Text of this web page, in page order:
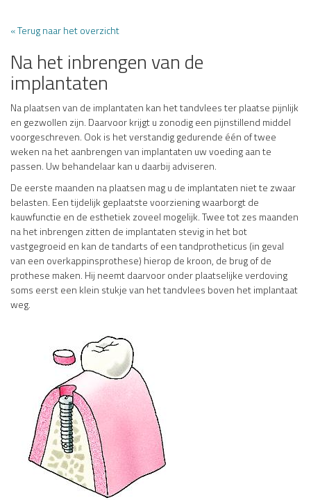
« Terug naar het overzicht
Na het inbrengen van de
implantaten
Na plaatsen van de implantaten kan het tandvlees ter plaatse pijnlijk
en gezwollen zijn. Daarvoor krijgt u zonodig een pijnstillend middel
voorgeschreven. Ook is het verstandig gedurende één of twee
weken na het aanbrengen van implantaten uw voeding aan te
passen. Uw behandelaar kan u daarbij adviseren.
De eerste maanden na plaatsen mag u de implantaten niet te zwaar
belasten. Een tijdelijk geplaatste voorziening waarborgt de
kauwfunctie en de esthetiek zoveel mogelijk. Twee tot zes maanden
na het inbrengen zitten de implantaten stevig in het bot
vastgegroeid en kan de tandarts of een tandprotheticus (in geval
van een overkappinsprothese) hierop de kroon, de brug of de
prothese maken. Hij neemt daarvoor onder plaatselijke verdoving
soms eerst een klein stukje van het tandvlees boven het implantaat
weg.